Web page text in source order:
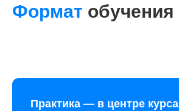
Формат обучения
Практика — в центре курса